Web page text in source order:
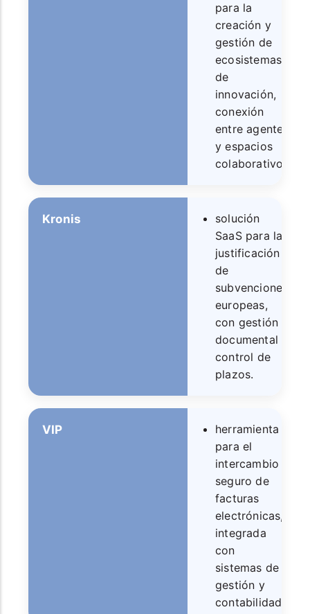
para la
creación y
gestión de
ecosistemas
de
innovación,
conexión
entre agentes
y espacios
colaborativos.
Kronis
solución
SaaS para la
justificación
de
subvenciones
europeas,
con gestión
documental y
control de
plazos.
VIP
herramienta
para el
intercambio
seguro de
facturas
electrónicas,
integrada
con
sistemas de
gestión y
contabilidad.